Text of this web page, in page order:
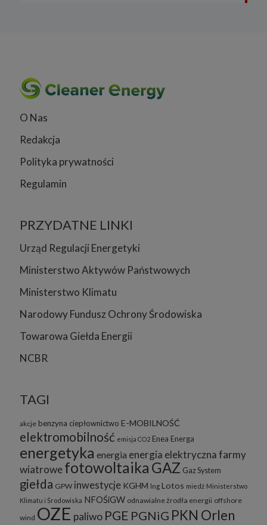
O Nas
Redakcja
Polityka prywatności
Regulamin
PRZYDATNE LINKI
Urząd Regulacji Energetyki
Ministerstwo Aktywów Państwowych
Ministerstwo Klimatu
Narodowy Fundusz Ochrony Środowiska
Towarowa Giełda Energii
NCBR
TAGI
akcje benzyna ciepłownictwo E-MOBILNOŚĆ
elektromobilność emisja CO2 Enea Energa
energetyka energia energia elektrycznafarmy
wiatrowefotowoltaika GAZ Gaz System
giełda GPW inwestycje KGHM lng Lotos miedź Ministerstwo
Klimatu i Środowiska NFOŚiGW odnawialne żrodła energii offshore
wind OZE paliwo PGE PGNiG PKN Orlen